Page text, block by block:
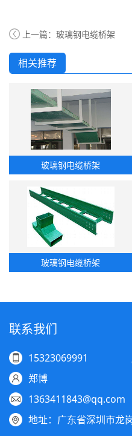
上一篇： 玻璃钢电缆桥架
相关推荐
玻璃钢电缆桥架
玻璃钢电缆桥架
联系我们
15323069991
郑博
1363411843@qq.com
地址：广东省深圳市龙